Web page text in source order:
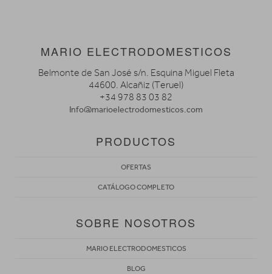
MARIO ELECTRODOMESTICOS
Belmonte de San José s/n. Esquina Miguel Fleta
44600. Alcañiz (Teruel)
+34 978 83 03 82
Info@marioelectrodomesticos.com
PRODUCTOS
OFERTAS
CATÁLOGO COMPLETO
SOBRE NOSOTROS
MARIO ELECTRODOMESTICOS
BLOG